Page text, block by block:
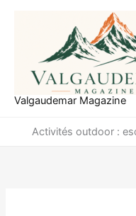
Valgaudemar Magazine
Activités outdoor :